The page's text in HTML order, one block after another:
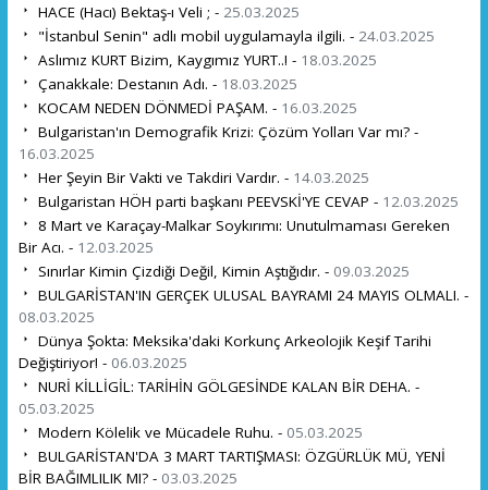
HACE (Hacı) Bektaş-ı Veli ; - 25.03.2025
"İstanbul Senin" adlı mobil uygulamayla ilgili. - 24.03.2025
Aslımız KURT Bizim, Kaygımız YURT..! - 18.03.2025
Çanakkale: Destanın Adı. - 18.03.2025
KOCAM NEDEN DÖNMEDİ PAŞAM. - 16.03.2025
Bulgaristan'ın Demografik Krizi: Çözüm Yolları Var mı? -
16.03.2025
Her Şeyin Bir Vakti ve Takdiri Vardır. - 14.03.2025
Bulgaristan HÖH parti başkanı PEEVSKİ'YE CEVAP - 12.03.2025
8 Mart ve Karaçay-Malkar Soykırımı: Unutulmaması Gereken
Bir Acı. - 12.03.2025
Sınırlar Kimin Çizdiği Değil, Kimin Aştığıdır. - 09.03.2025
BULGARİSTAN'IN GERÇEK ULUSAL BAYRAMI 24 MAYIS OLMALI. -
08.03.2025
Dünya Şokta: Meksika'daki Korkunç Arkeolojik Keşif Tarihi
Değiştiriyor! - 06.03.2025
NURİ KİLLİGİL: TARİHİN GÖLGESİNDE KALAN BİR DEHA. -
05.03.2025
Modern Kölelik ve Mücadele Ruhu. - 05.03.2025
BULGARİSTAN'DA 3 MART TARTIŞMASI: ÖZGÜRLÜK MÜ, YENİ
BİR BAĞIMLILIK MI? - 03.03.2025